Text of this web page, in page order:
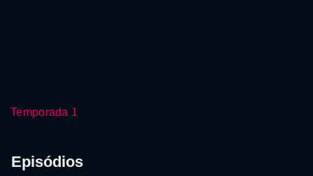
Temporada 1
Episódios